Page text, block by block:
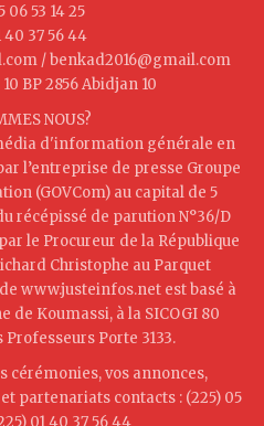
06 53 14 25
40 37 56 44
/ benkad2016@gmail.com
BP 2856 Abidjan 10
NOUS?
d'information générale en
l’entreprise de presse Groupe
(GOVCom) au capital de 5
récépissé de parution N°36/D
le Procureur de la République
Christophe au Parquet
www.justeinfos.net est basé à
de Koumassi, à la SICOGI 80
Porte 3133.
cérémonies, vos annonces,
partenariats contacts : (225) 05
01 40 37 56 44